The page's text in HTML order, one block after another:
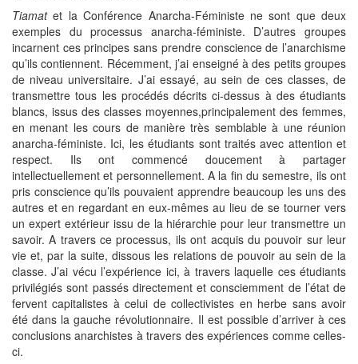
Tiamatet la Conférence Anarcha-Féministe ne sont que deux
exemples du processus anarcha-féministe. D’autres groupes
incarnent ces principes sans prendre conscience de l’anarchisme
qu’ils contiennent. Récemment, j’ai enseigné à des petits groupes
de niveau universitaire. J’ai essayé, au sein de ces classes, de
transmettre tous les procédés décrits ci-dessus à des étudiants
blancs, issus des classes moyennes,principalement des femmes,
en menant les cours de manière très semblable à une réunion
anarcha-féministe. Ici, les étudiants sont traités avec attention et
respect. Ils ont commencé doucement à partager
intellectuellement et personnellement. A la fin du semestre, ils ont
pris conscience qu’ils pouvaient apprendre beaucoup les uns des
autres et en regardant en eux-mêmes au lieu de se tourner vers
un expert extérieur issu de la hiérarchie pour leur transmettre un
savoir. A travers ce processus, ils ont acquis du pouvoir sur leur
vie et, par la suite, dissous les relations de pouvoir au sein de la
classe. J’ai vécu l’expérience ici, à travers laquelle ces étudiants
privilégiés sont passés directement et consciemment de l’état de
fervent capitalistes à celui de collectivistes en herbe sans avoir
été dans la gauche révolutionnaire. Il est possible d’arriver à ces
conclusions anarchistes à travers des expériences comme celles-
ci.